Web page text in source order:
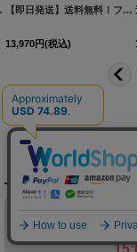
260706-1
[
[3740SBdzmvSK-
ラー】[OF01]【SB】IA 【即日発送】送料無料！フラワーモチーフキャミセットアップミニドレス/キャバドレス【XS-Mサイズ/3カラー】[OF03]【YN】dzcvBF
13,970円(税込)
税込